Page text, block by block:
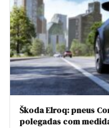
Škoda Elroq: pneus
polegadas com